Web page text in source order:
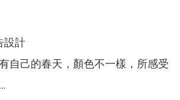
設計
自己的春天，顏色不一樣，所感受